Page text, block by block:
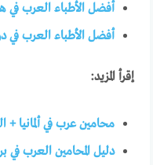
أفضل الأطباء العرب في
أفضل الأطباء العرب في
إقرأ المزيد:
محامين عرب في ألمانيا +
دليل المحامين العرب في